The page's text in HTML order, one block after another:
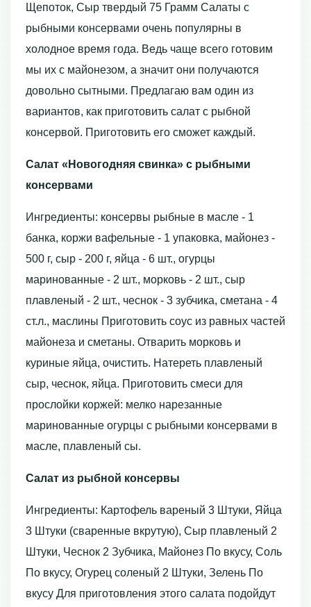
Щепоток, Сыр твердый 75 Грамм Салаты с
рыбными консервами очень популярны в
холодное время года. Ведь чаще всего готовим
мы их с майонезом, а значит они получаются
довольно сытными. Предлагаю вам один из
вариантов, как приготовить салат с рыбной
консервой. Приготовить его сможет каждый.
Салат «Новогодняя свинка» с рыбными
консервами
Ингредиенты: консервы рыбные в масле - 1
банка, коржи вафельные - 1 упаковка, майонез -
500 г, сыр - 200 г, яйца - 6 шт., огурцы
маринованные - 2 шт., морковь - 2 шт., сыр
плавленый - 2 шт., чеснок - 3 зубчика, сметана - 4
ст.л., маслины Приготовить соус из равных частей
майонеза и сметаны. Отварить морковь и
куриные яйца, очистить. Натереть плавленый
сыр, чеснок, яйца. Приготовить смеси для
прослойки коржей: мелко нарезанные
маринованные огурцы с рыбными консервами в
масле, плавленый сы.
Cалат из рыбной консервы
Ингредиенты: Картофель вареный 3 Штуки, Яйца
3 Штуки (сваренные вкрутую), Сыр плавленый 2
Штуки, Чеснок 2 Зубчика, Майонез По вкусу, Соль
По вкусу, Огурец соленый 2 Штуки, Зелень По
вкусу Для приготовления этого салата подойдут